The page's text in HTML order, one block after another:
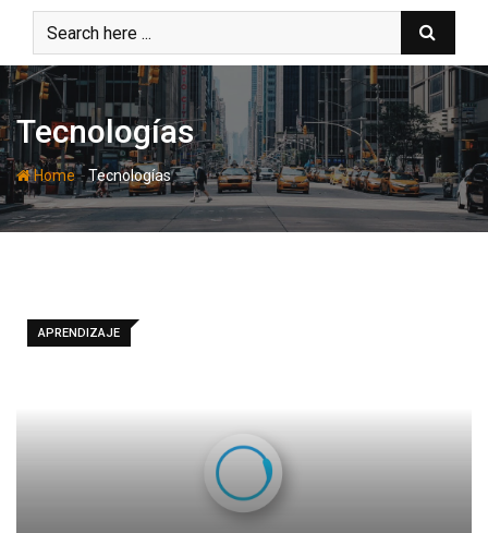
content
Tecnologías
Home-Tecnologías
APRENDIZAJE